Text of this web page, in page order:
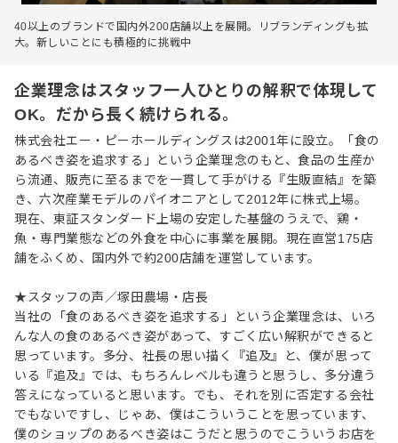
40以上のブランドで国内外200店舗以上を展開。リブランディングも拡
大。新しいことにも積極的に挑戦中
企業理念はスタッフ一人ひとりの解釈で体現して
OK。だから長く続けられる。
株式会社エー・ピーホールディングスは2001年に設立。「食の
あるべき姿を追求する」という企業理念のもと、食品の生産か
ら流通、販売に至るまでを一貫して手がける『生販直結』を築
き、六次産業モデルのパイオニアとして2012年に株式上場。
現在、東証スタンダード上場の安定した基盤のうえで、鶏・
魚・専門業態などの外食を中心に事業を展開。現在直営175店
舗をふくめ、国内外で約200店舗を運営しています。
★スタッフの声／塚田農場・店長
当社の「食のあるべき姿を追求する」という企業理念は、いろ
んな人の食のあるべき姿があって、すごく広い解釈ができると
思っています。多分、社長の思い描く『追及』と、僕が思って
いる『追及』では、もちろんレベルも違うと思うし、多分違う
答えになっていると思います。でも、それを別に否定する会社
でもないですし、じゃあ、僕はこういうことを思っています、
僕のショップのあるべき姿はこうだと思うのでこういうお店を